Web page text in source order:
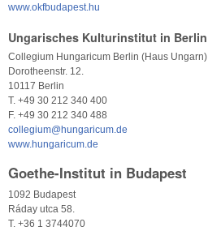
www.okfbudapest.hu
Ungarisches Kulturinstitut in Berlin
Collegium Hungaricum Berlin (Haus Ungarn)
Dorotheenstr. 12.
10117 Berlin
T. +49 30 212 340 400
F. +49 30 212 340 488
collegium@hungaricum.de
www.hungaricum.de
Goethe-Institut in Budapest
1092 Budapest
Ráday utca 58.
T. +36 1 3744070